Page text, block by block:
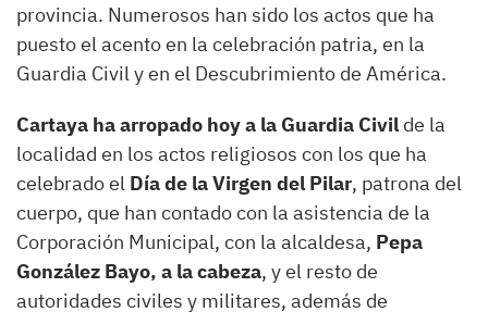
provincia. Numerosos han sido los actos que ha
puesto el acento en la celebración patria, en la
Guardia Civil y en el Descubrimiento de América.
Cartaya ha arropado hoy a la Guardia Civil de la
localidad en los actos religiosos con los que ha
celebrado el Día de la Virgen del Pilar, patrona del
cuerpo, que han contado con la asistencia de la
Corporación Municipal, con la alcaldesa, Pepa
González Bayo, a la cabeza, y el resto de
autoridades civiles y militares, además de